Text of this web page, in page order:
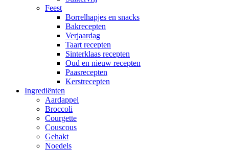
Feest
Borrelhapjes en snacks
Bakrecepten
Verjaardag
Taart recepten
Sinterklaas recepten
Oud en nieuw recepten
Paasrecepten
Kerstrecepten
Ingrediënten
Aardappel
Broccoli
Courgette
Couscous
Gehakt
Noedels